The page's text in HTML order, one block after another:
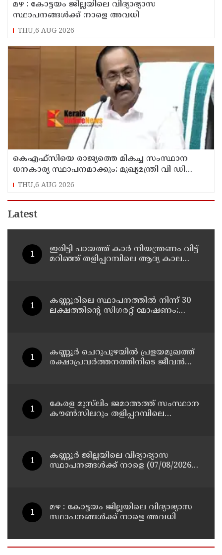
മഴ : കോട്ടയം ജില്ലയിലെ വിദ്യാഭ്യാസ
സ്ഥാപനങ്ങൾക്ക് നാളെ അവധി
THU,6 AUG 2026
കെഎഫ്‌സിയെ രാജ്യത്തെ മികച്ച സംസ്ഥാന
ധനകാര്യ സ്ഥാപനമാക്കും: മുഖ്യമന്ത്രി വി ഡി
സതീശൻ
THU,6 AUG 2026
Latest
ഇരിട്ടി പായത്ത് കാർ നിയന്ത്രണം വിട്ട്
മറിഞ്ഞ് തളിപ്പറമ്പിലെ ആദ്യ കാല
കണ്ണൂരിലെ സ്ഥാപനത്തിൽ നിന്ന് 30
ലക്ഷത്തിന്റെ സിഗരറ്റ് മോഷണം:
കണ്ണൂർ ചെറുപുഴയിൽ പ്രളയമുഖത്ത്
രക്ഷാപ്രവർത്തനത്തിനിടെ ജീവൻ
കേരള മുസ്‌ലിം ജമാഅത്ത് സംസ്ഥാന
കൗൺസിലറും തളിപ്പറമ്പിലെ
കണ്ണൂർ ജില്ലയിലെ വിദ്യാഭ്യാസ
സ്ഥാപനങ്ങള്‍ക്ക് നാളെ (07/08/2026),
മഴ : കോട്ടയം ജില്ലയിലെ വിദ്യാഭ്യാസ
സ്ഥാപനങ്ങൾക്ക് നാളെ അവധി